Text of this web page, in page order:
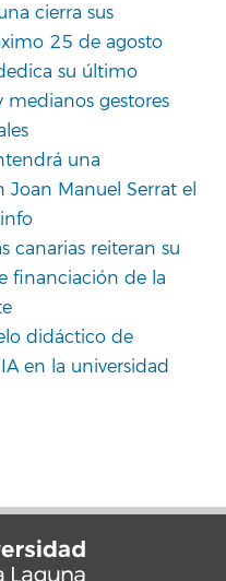
cierra sus
25 de agosto
su último
medianos gestores
una
Manuel Serrat el
canarias reiteran su
financiación de la
didáctico de
en la universidad